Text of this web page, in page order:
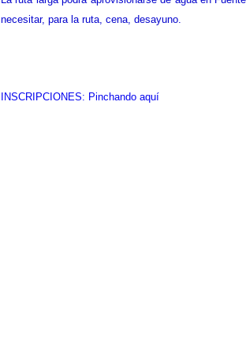
http://www.accuweather.com/en/search-locations